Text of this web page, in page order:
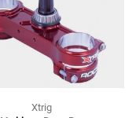
Xtrig